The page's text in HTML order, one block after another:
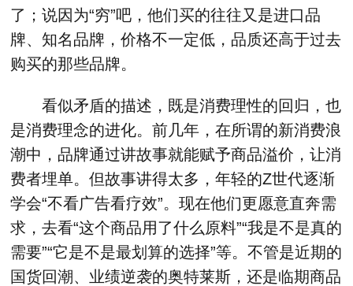
了；说因为“穷”吧，他们买的往往又是进口品
牌、知名品牌，价格不一定低，品质还高于过去
购买的那些品牌。
看似矛盾的描述，既是消费理性的回归，也
是消费理念的进化。前几年，在所谓的新消费浪
潮中，品牌通过讲故事就能赋予商品溢价，让消
费者埋单。但故事讲得太多，年轻的Z世代逐渐
学会“不看广告看疗效”。现在他们更愿意直奔需
求，去看“这个商品用了什么原料”“我是不是真的
需要”“它是不是最划算的选择”等。不管是近期的
国货回潮、业绩逆袭的奥特莱斯，还是临期商品